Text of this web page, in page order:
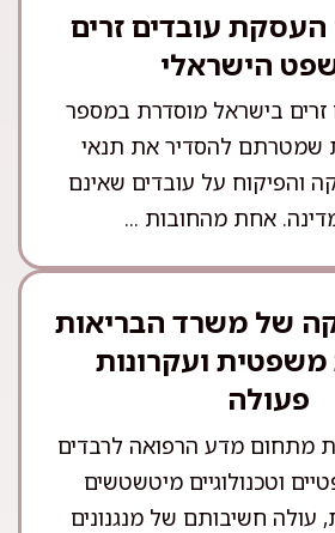
העסקת עובדים זרים
הישראלי
בישראל מוסדרת במספר
שמטרתם להסדיר את תנאי
והפיקוח על עובדים שאינם
אחת מהחובות ...
של משרד הבריאות
ועקרונות
פעולה
מתחום מדע הרפואה לרבדים
וטכנולוגיים מיטשטשים
עולה חשיבותם של מנגנונים